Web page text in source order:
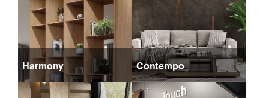
Harmony Contempo